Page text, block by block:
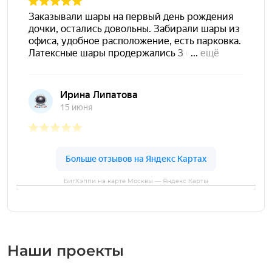
БигХэппи на карте Москвы — Яндекс Карты
Наши проекты